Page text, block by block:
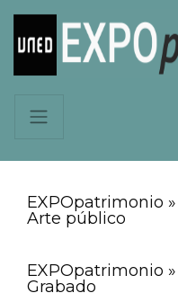
EXPOpatrimonio
Arte público
EXPOpatrimonio
Grabado